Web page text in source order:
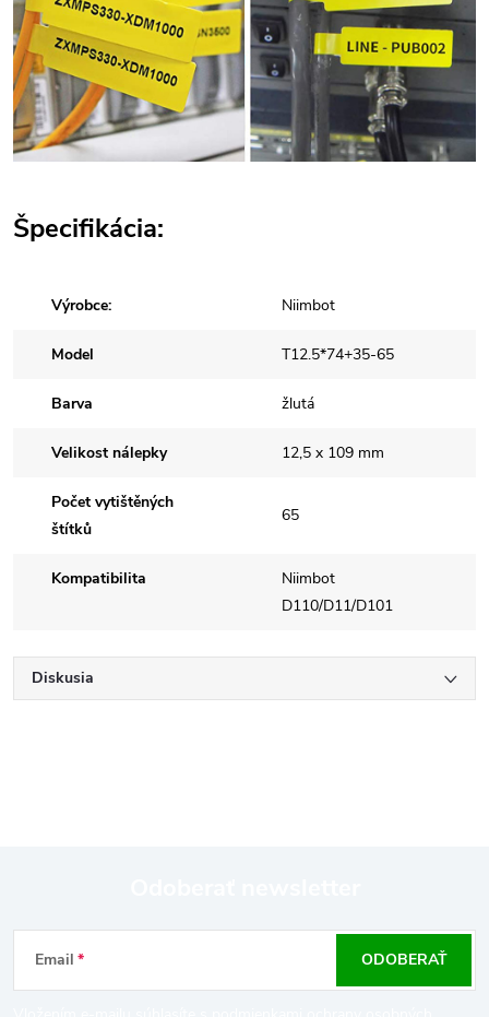
Špecifikácia:
Výrobce: Niimbot
Model T12.5*74+35-65
Barva žlutá
Velikost nálepky 12,5 x 109 mm
Počet vytištěných
štítků
65
Kompatibilita
Niimbot
D110/D11/D101
Diskusia
Z
á
Email ODOBERAŤ